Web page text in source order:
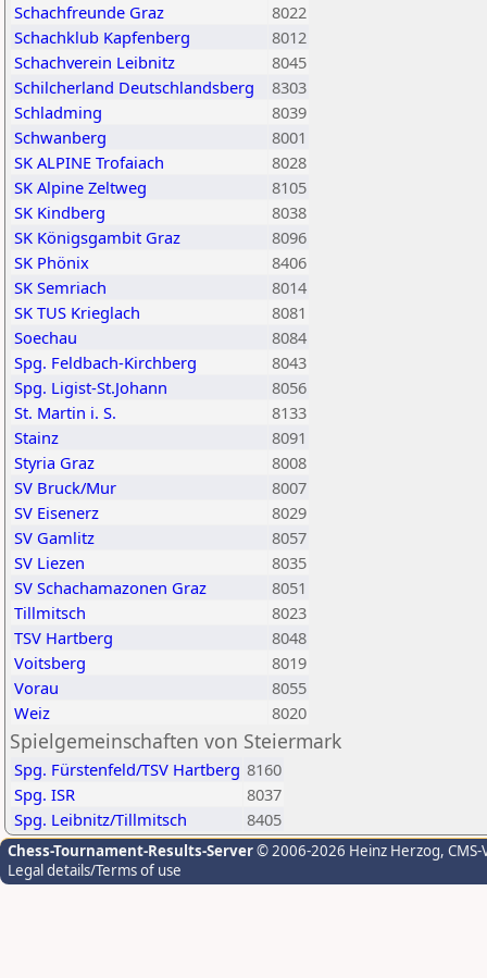
Schachfreunde Graz
8022
Schachklub Kapfenberg
8012
Schachverein Leibnitz
8045
Schilcherland Deutschlandsberg
8303
Schladming
8039
Schwanberg
8001
SK ALPINE Trofaiach
8028
SK Alpine Zeltweg
8105
SK Kindberg
8038
SK Königsgambit Graz
8096
SK Phönix
8406
SK Semriach
8014
SK TUS Krieglach
8081
Soechau
8084
Spg. Feldbach-Kirchberg
8043
Spg. Ligist-St.Johann
8056
St. Martin i. S.
8133
Stainz
8091
Styria Graz
8008
SV Bruck/Mur
8007
SV Eisenerz
8029
SV Gamlitz
8057
SV Liezen
8035
SV Schachamazonen Graz
8051
Tillmitsch
8023
TSV Hartberg
8048
Voitsberg
8019
Vorau
8055
Weiz
8020
Spielgemeinschaften von Steiermark
Spg. Fürstenfeld/TSV Hartberg 8160
Spg. ISR
8037
Spg. Leibnitz/Tillmitsch
8405
Chess-Tournament-Results-Server© 2006-2026 Heinz Herzog,
Legal details/Terms of use